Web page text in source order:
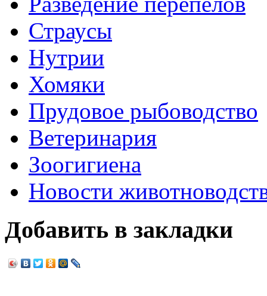
Страусы
Нутрии
Хомяки
Прудовое рыбоводство
Ветеринария
Зоогигиена
Новости
Добавить в закладки